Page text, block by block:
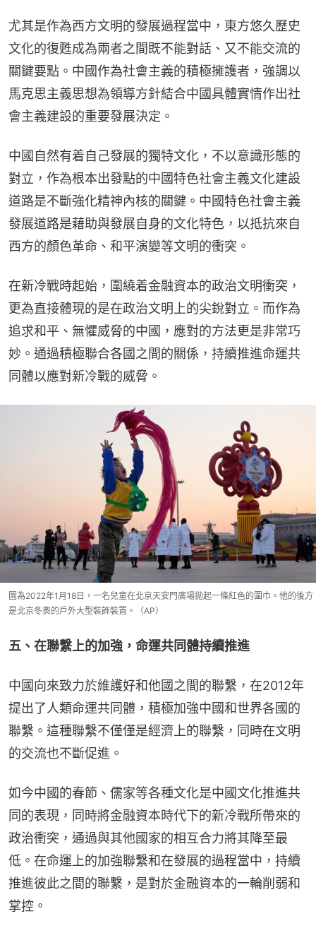
尤其是作為西方文明的發展過程當中，東方悠久歷史
文化的復甦成為兩者之間既不能對話、又不能交流的
關鍵要點。中國作為社會主義的積極擁護者，強調以
馬克思主義思想為領導方針結合中國具體實情作出社
會主義建設的重要發展決定。
中國自然有着自己發展的獨特文化，不以意識形態的
對立，作為根本出發點的中國特色社會主義文化建設
道路是不斷強化精神內核的關鍵。中國特色社會主義
發展道路是藉助與發展自身的文化特色，以抵抗來自
西方的顏色革命、和平演變等文明的衝突。
在新冷戰時起始，圍繞着金融資本的政治文明衝突，
更為直接體現的是在政治文明上的尖銳對立。而作為
追求和平、無懼威脅的中國，應對的方法更是非常巧
妙。通過積極聯合各國之間的關係，持續推進命運共
同體以應對新冷戰的威脅。
圖為2022年1月18日，一名兒童在北京天安門廣場拋起一條紅色的圍巾。他的後方
是北京冬奧的戶外大型裝飾裝置。（AP）
五、在聯繫上的加強，命運共同體持續推進
中國向來致力於維護好和他國之間的聯繫，在2012年
提出了人類命運共同體，積極加強中國和世界各國的
聯繫。這種聯繫不僅僅是經濟上的聯繫，同時在文明
的交流也不斷促進。
如今中國的春節、儒家等各種文化是中國文化推進共
同的表現，同時將金融資本時代下的新冷戰所帶來的
政治衝突，通過與其他國家的相互合力將其降至最
低。在命運上的加強聯繫和在發展的過程當中，持續
推進彼此之間的聯繫，是對於金融資本的一輪削弱和
掌控。